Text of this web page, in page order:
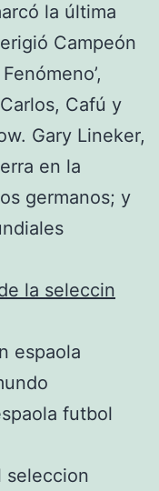
la última
Campeón
Cafú y
Gary Lineker,
en la
germanos; y